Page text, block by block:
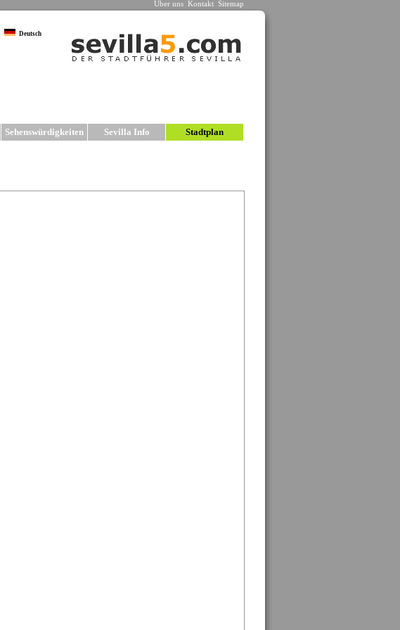
Über uns Kontakt Sitemap
Deutsch
Sehenswürdigkeiten Sevilla Info Stadtplan